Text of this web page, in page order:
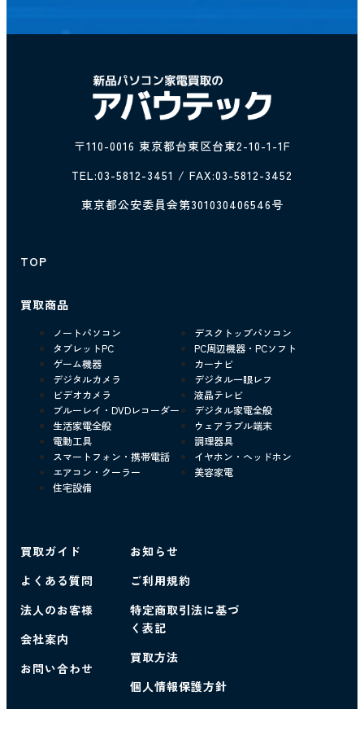
〒110-0016 東京都台東区台東2-10-1-1F
TEL:03-5812-3451 / FAX:03-5812-3452
東京都公安委員会第301030406546号
TOP
買取商品
ノートパソコン
デスクトップパソコン
タブレットPC
PC周辺機器・PCソフト
ゲーム機器
カーナビ
デジタルカメラ
デジタル一眼レフ
ビデオカメラ
液晶テレビ
ブルーレイ・DVDレコーダー
デジタル家電全般
生活家電全般
ウェアラブル端末
電動工具
調理器具
スマートフォン・携帯電話
イヤホン・ヘッドホン
エアコン・クーラー
美容家電
住宅設備
買取ガイド
よくある質問
法人のお客様
会社案内
お問い合わせ
お知らせ
ご利用規約
特定商取引法に基づ
く表記
買取方法
個人情報保護方針